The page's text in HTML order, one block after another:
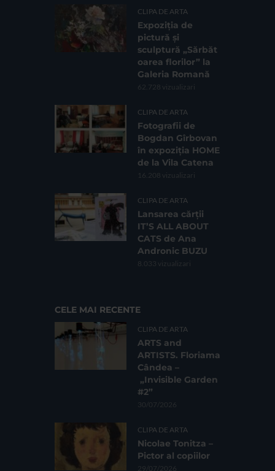
CLIPA DE ARTA
Expoziția de
pictură și
sculptură „Sărbăt
oarea florilor” la
Galeria Romană
62.728 vizualizari
CLIPA DE ARTA
Fotografii de
Bogdan Gîrbovan
în expoziția HOME
de la Vila Catena
16.208 vizualizari
CLIPA DE ARTA
Lansarea cărții
IT’S ALL ABOUT
CATS de Ana
Andronic BUZU
8.033 vizualizari
CELE MAI RECENTE
CLIPA DE ARTA
ARTS and
ARTISTS. Floriama
Cândea –
„Invisible Garden
#2”
30/07/2026
CLIPA DE ARTA
Nicolae Tonitza –
Pictor al copiilor
29/07/2026